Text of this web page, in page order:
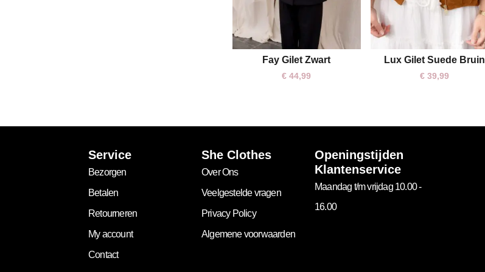
S/M M/L
Fay Gilet Zwart
€ 44,99
M L
Lux Gilet Suede Bruin
€39,99
Service
Bezorgen
Betalen
Retourneren
My account
Contact
She Clothes
Over Ons
Veelgestelde vragen
Privacy Policy
Algemene voorwaarden
Openingstijden
Klantenservice
Maandag t/m vrijdag 10.00 -
16.00